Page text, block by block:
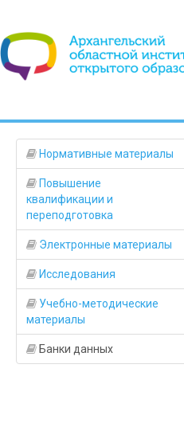
Нормативные материалы
Повышение
квалификации и
переподготовка
Электронные материалы
Исследования
Учебно-методические
материалы
Банки данных